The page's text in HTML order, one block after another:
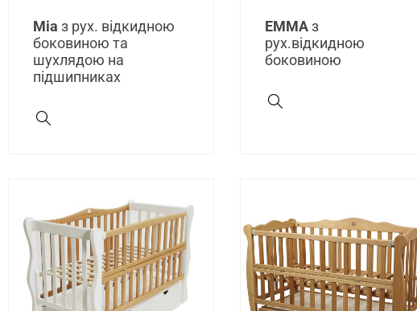
Mia з рух. відкидною
боковиною та
шухлядою на
підшипниках
ЕММАз
рух.відкидною
боковиною